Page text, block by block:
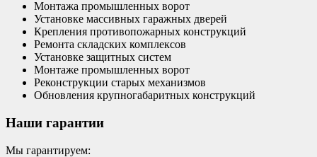
Монтажа промышленных ворот
Установке массивных гаражных дверей
Крепления противопожарных конструкций
Ремонта складских комплексов
Установке защитных систем
Монтаже промышленных ворот
Реконструкции старых механизмов
Обновления крупногабаритных конструкций
Наши гарантии
Мы гарантируем: